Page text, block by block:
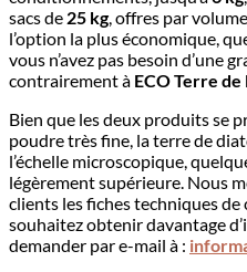
sacs de 25 kg, offres par
l’option la plus économique,
vous n’avez pas besoin d’une
contrairement à ECO Terre
Bien que les deux produits se
poudre très fine, la terre de
l’échelle microscopique,
légèrement supérieure. Nous
clients les fiches techniques
souhaitez obtenir davantage
demander par e-mail à :